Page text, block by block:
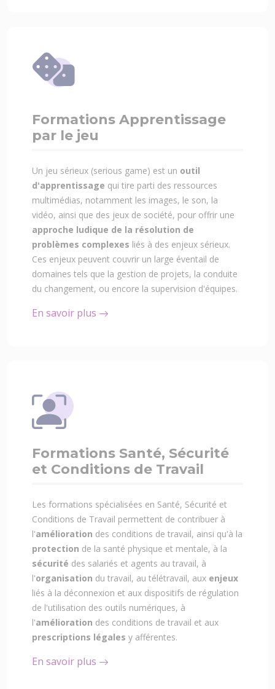
Formations Apprentissage
par le jeu
Un jeu sérieux (serious game) est un outil
d'apprentissage qui tire parti des ressources
multimédias, notamment les images, le son, la
vidéo, ainsi que des jeux de société, pour offrir une
approche ludique de la résolution de
problèmes complexes liés à des enjeux sérieux.
Ces enjeux peuvent couvrir un large éventail de
domaines tels que la gestion de projets, la conduite
du changement, ou encore la supervision d'équipes.
En savoir plus
Formations Santé, Sécurité
et Conditions de Travail
Les formations spécialisées en Santé, Sécurité et
Conditions de Travail permettent de contribuer à
l'amélioration des conditions de travail, ainsi qu'à la
protection de la santé physique et mentale, à la
sécurité des salariés et agents au travail, à
l'organisation du travail, au télétravail, aux enjeux
liés à la déconnexion et aux dispositifs de régulation
de l'utilisation des outils numériques, à
l'amélioration des conditions de travail et aux
prescriptions légales y afférentes.
En savoir plus